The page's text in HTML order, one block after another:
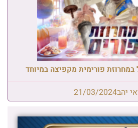
פורימית מקפיצה במיוחד
יהב21/03/2024